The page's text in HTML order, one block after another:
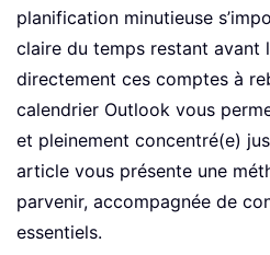
planification minutieuse
claire du temps restant avant
directement ces comptes à
calendrier Outlook vous
et pleinement concentré(e)
article vous présente une
parvenir, accompagnée de
essentiels.